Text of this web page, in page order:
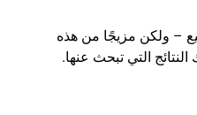
– ولكن مزيجًا من هذه
التي تبحث عنها.